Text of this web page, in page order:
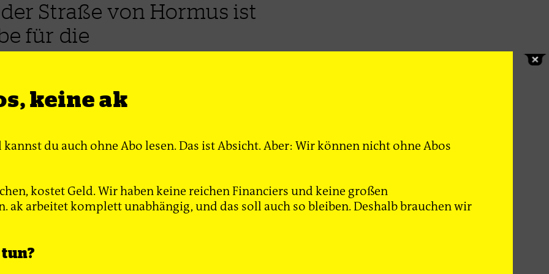
Straße von Hormus ist
für die
der globalen Nahrungsmittelproduktion hängt von
Stickstoffdünger ab. In einem von konventioneller
geprägten System drohen die Erträge nun zu sinken –
dort, wo sich Landwirt*innen die Inputs nicht mehr leisten
Unterstützung fehlt. Der Krieg im Nahen Osten
in die Höhe treiben. Die Aussichten für die
sind also mehr als düster (siehe ak
keine ak
du auch ohne Abo lesen. Das ist Absicht. Aber: Wir können nicht ohne Abos
kostet Geld. Wir haben keine reichen Financiers und keine großen
ak arbeitet komplett unabhängig, und das soll auch so bleiben. Deshalb brauchen wir